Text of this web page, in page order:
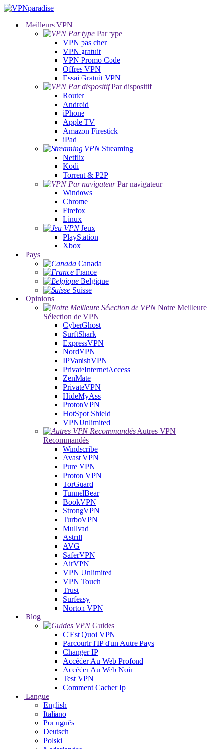
Meilleurs VPN
Par type
VPN pas cher
VPN gratuit
VPN Promo Code
Offres VPN
Essai Gratuit VPN
Par dispositif
Router
Android
iPhone
Apple TV
Amazon Firestick
iPad
Streaming
Netflix
Kodi
Torrent & P2P
Par navigateur
Windows
Chrome
Firefox
Linux
Jeux
PlayStation
Xbox
Pays
Canada
France
Belgique
Suisse
Opinions
Notre Meilleure
Sélection de VPN
CyberGhost
SurftShark
ExpressVPN
NordVPN
IPVanishVPN
PrivateInternetAccess
ZenMate
PrivateVPN
HideMyAss
ProtonVPN
HotSpot Shield
VPNUnlimited
Autres VPN
Recommandés
Windscribe
Avast VPN
Pure VPN
Proton VPN
TorGuard
TunnelBear
BookVPN
StrongVPN
TurboVPN
Mullvad
Astrill
AVG
SaferVPN
AirVPN
VPN Unlimited
VPN Touch
Trust
Surfeasy
Norton VPN
Blog
Guides
C'Est Quoi VPN
Parcourir l'IP d'un Autre Pays
Changer IP
Accéder Au Web Profond
Accéder Au Web Noir
Test VPN
Comment Cacher Ip
Langue
English
Italiano
Português
Deutsch
Polski